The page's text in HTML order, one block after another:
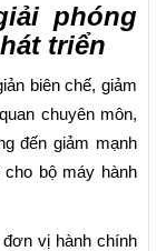
phóng
triển
biên chế, giảm
chuyên môn,
đến giảm mạnh
bộ máy hành
vị hành chính